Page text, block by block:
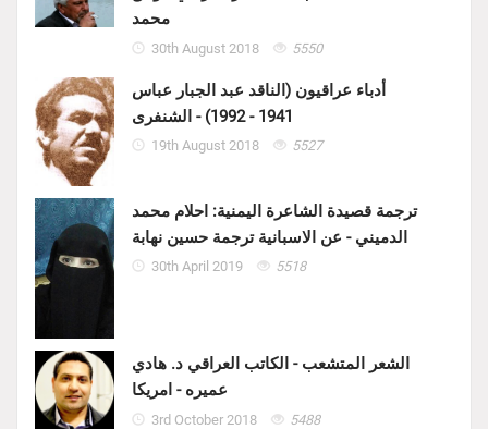
محمد
30th August 2018 5550
أدباء عراقيون (الناقد عبد الجبار عباس
1941 - 1992) - الشنفرى
19th August 2018 5527
ترجمة قصيدة الشاعرة اليمنية: احلام محمد
الدميني - عن الاسبانية ترجمة حسين نهابة
30th April 2019 5518
الشعر المتشعب - الكاتب العراقي د. هادي
عميره - امريكا
3rd October 2018 5488